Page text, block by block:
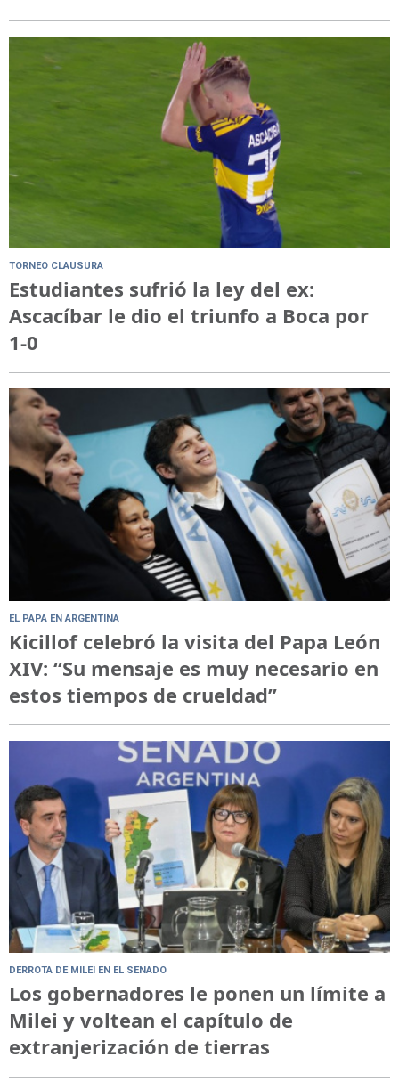
TORNEO CLAUSURA
Estudiantes sufrió la ley del ex:
Ascacíbar le dio el triunfo a Boca por
1-0
EL PAPA EN ARGENTINA
Kicillof celebró la visita del Papa León
XIV: “Su mensaje es muy necesario en
estos tiempos de crueldad”
DERROTA DE MILEI EN EL SENADO
Los gobernadores le ponen un límite a
Milei y voltean el capítulo de
extranjerización de tierras